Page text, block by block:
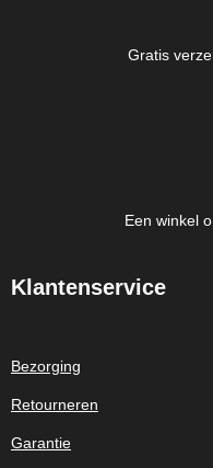
Gratis
Een winkel
Klantenservice
Bezorging
Retourneren
Garantie